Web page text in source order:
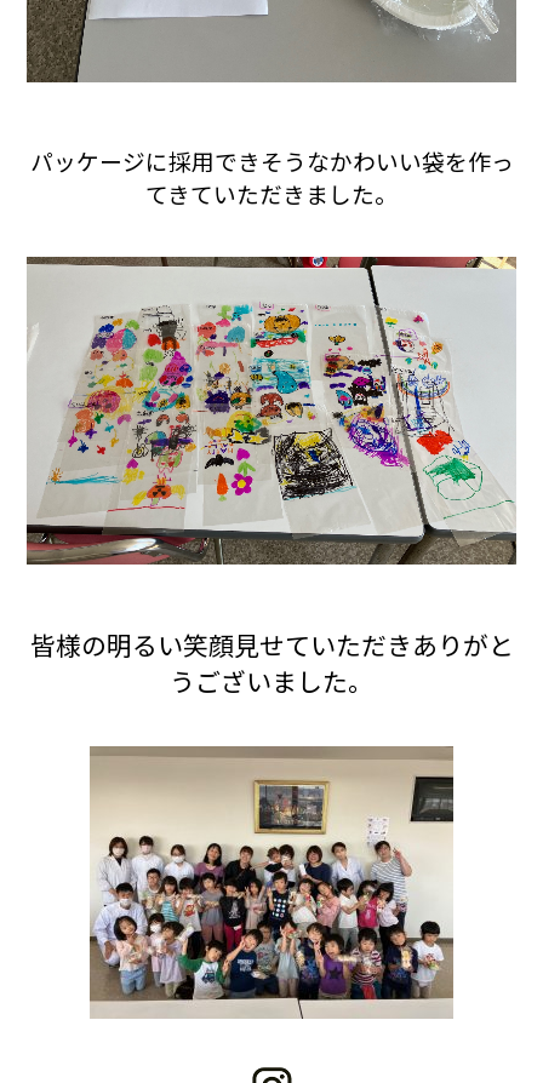
パッケージに採用できそうなかわいい袋を作っ
てきていただきました。
皆様の明るい笑顔見せていただきありがと
うございました。